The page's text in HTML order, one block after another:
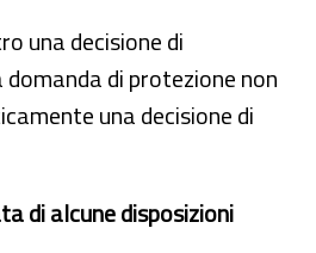
una decisione di
di protezione non
una decisione di
di alcune disposizioni